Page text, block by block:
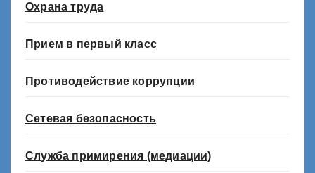
Охрана труда
Прием в первый класс
Противодействие коррупции
Сетевая безопасность
Служба примирения (медиации)